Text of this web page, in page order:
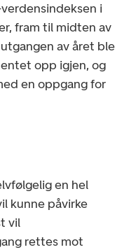
i
fram til midten av
av året ble
opp igjen, og
en oppgang for
en hel
kunne påvirke
vil
rettes mot